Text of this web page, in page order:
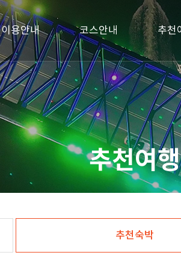
이용안내 코스안내 추천
추천여행
추천숙박